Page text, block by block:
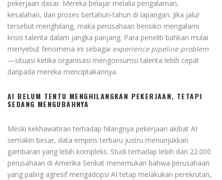
pekerjaan dasar. Mereka belajar melalui pengalaman,
kesalahan, dan proses bertahun-tahun di lapangan. Jika jalur
tersebut menghilang, maka perusahaan berisiko mengalami
krisis talenta dalam jangka panjang. Para peneliti bahkan mulai
menyebut fenomena ini sebagai experience pipeline problem
—situasi ketika organisasi mengonsumsi talenta lebih cepat
daripada mereka menciptakannya.
AI BELUM TENTU MENGHILANGKAN PEKERJAAN, TETAPI
SEDANG MENGUBAHNYA
Meski kekhawatiran terhadap hilangnya pekerjaan akibat AI
semakin besar, data empiris terbaru justru menunjukkan
gambaran yang lebih kompleks. Studi terhadap lebih dari 22.000
perusahaan di Amerika Serikat menemukan bahwa perusahaan
yang paling agresif mengadopsi AI tetap melakukan perekrutan,